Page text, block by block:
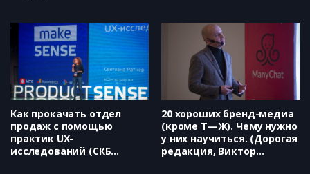
вложенных денег. (Slon
Media & Tigermilk Media,
Герман Полещук)
Как прокачать отдел
продаж с помощью
практик UX-
исследований (СКБ
20 хороших бренд-медиа
(кроме Т—Ж). Чему нужно
у них научиться. (Дорогая
редакция, Виктор